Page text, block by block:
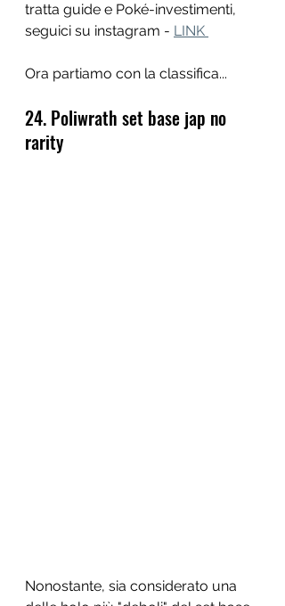
tratta guide e Poké-investimenti,
seguici su instagram - LINK
Ora partiamo con la classifica...
24. Poliwrath set base jap no
rarity
Nonostante, sia considerato una